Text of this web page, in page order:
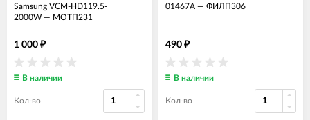
Samsung VCM-HD119.5-
2000W — МОТП231
1 000 ₽
В наличии
Кол-во
01467A — ФИЛП306
490 ₽
В наличии
Кол-во